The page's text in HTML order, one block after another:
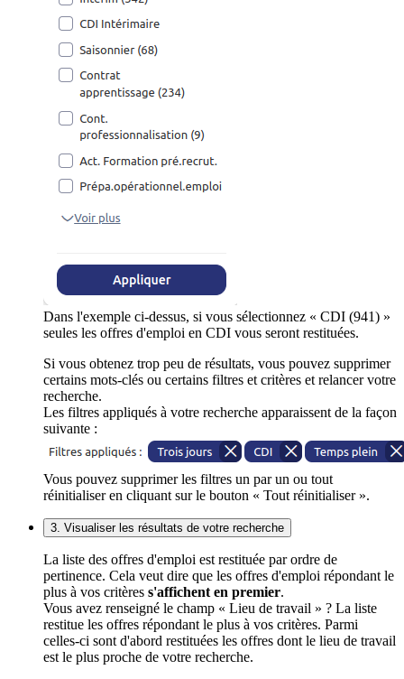
Dans l'exemple ci-dessus, si vous sélectionnez « CDI (941) »
seules les offres d'emploi en CDI vous seront restituées.
Si vous obtenez trop peu de résultats, vous pouvez supprimer
certains mots-clés ou certains filtres et critères et relancer votre
recherche.
Les filtres appliqués à votre recherche apparaissent de la façon
suivante :
Vous pouvez supprimer les filtres un par un ou tout
réinitialiser en cliquant sur le bouton « Tout réinitialiser ».
3. Visualiser les résultats de votre recherche
La liste des offres d'emploi est restituée par ordre de
pertinence. Cela veut dire que les offres d'emploi répondant le
plus à vos critères s'affichent en premier.
Vous avez renseigné le champ « Lieu de travail » ? La liste
restitue les offres répondant le plus à vos critères. Parmi
celles-ci sont d'abord restituées les offres dont le lieu de travail
est le plus proche de votre recherche.